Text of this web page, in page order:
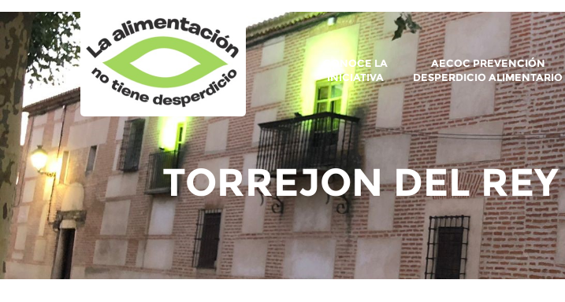
CONOCE LA
INICIATIVA
AECOC PREVENCIÓN
DESPERDICIO ALIMENTARIO
TORREJON DEL